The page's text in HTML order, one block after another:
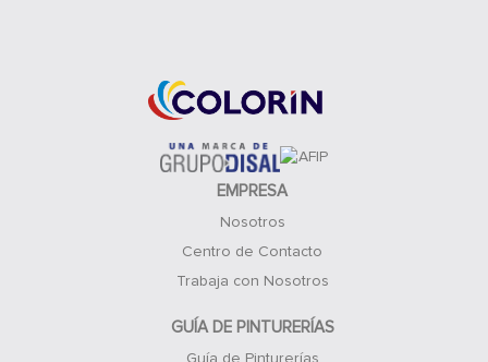
EMPRESA
Nosotros
Centro de Contacto
Trabaja con Nosotros
GUÍA DE PINTURERÍAS